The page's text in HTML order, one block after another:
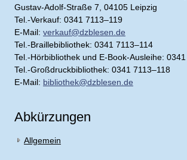
Gustav-Adolf-Straße 7, 04105 Leipzig
Tel.-Verkauf: 0341 7113–119
E-Mail: verkauf@dzblesen.de
Tel.-Braillebibliothek: 0341 7113–114
Tel.-Hörbibliothek und E-Book-Ausleihe:
Tel.-Großdruckbibliothek: 0341 7113–118
E-Mail: bibliothek@dzblesen.de
Abkürzungen
Allgemein